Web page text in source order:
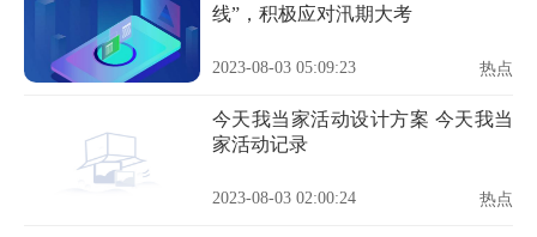
线”，积极应对汛期大考
2023-08-03 05:09:23 热点
今天我当家活动设计方案 今天我当
家活动记录
2023-08-03 02:00:24 热点